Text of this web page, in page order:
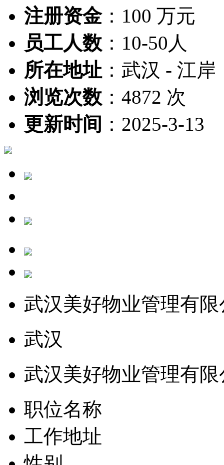
注册资金： 100 万元
员工人数 ： 10-50人
所在地址 ： 武汉 - 江岸
浏览次数 ： 4872 次
更新时间 ： 2025-3-13
武汉美好物业管理有
武汉
武汉美好物业管理有
职位名称
工作地址